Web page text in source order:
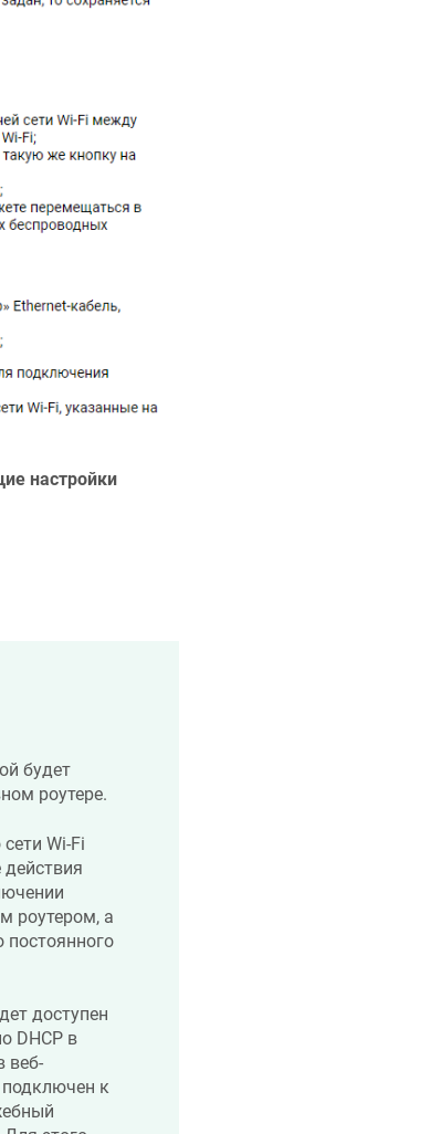
настройки
будет
роутере.
Wi-Fi
роутером, а
постоянного
доступен
DHCP в
веб-
подключен к